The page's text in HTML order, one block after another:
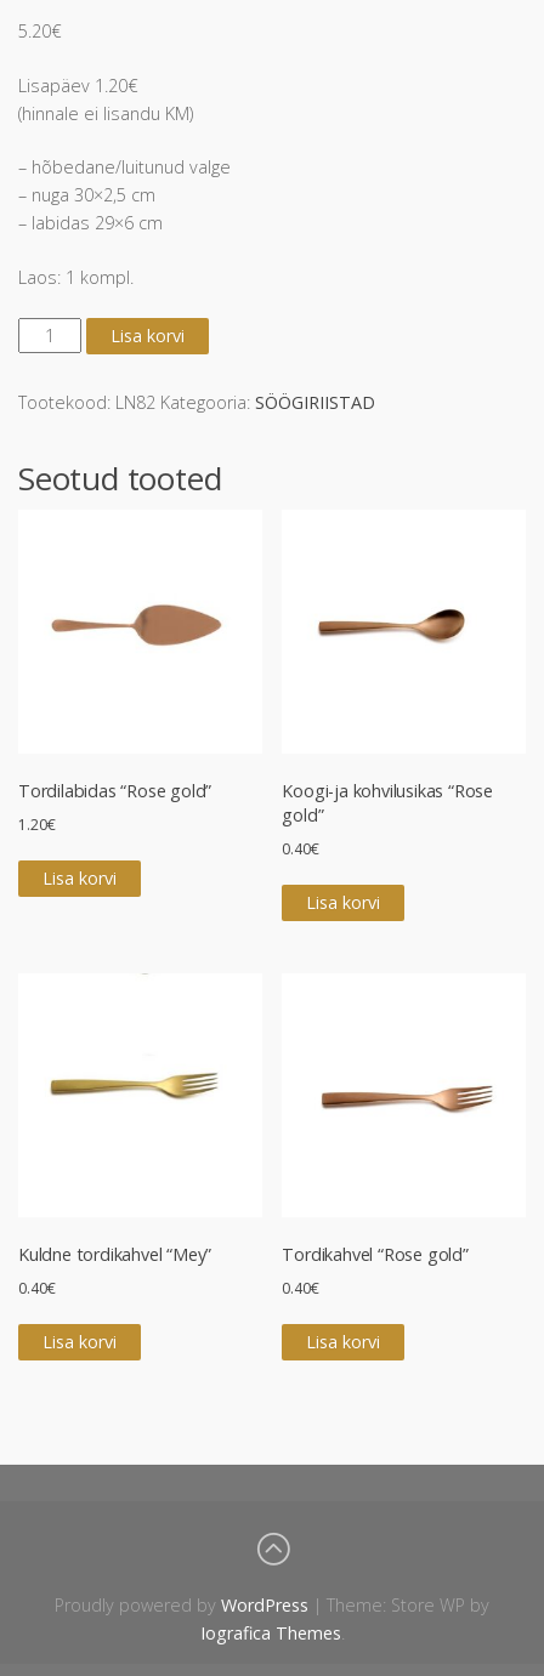
5.20€
Lisapäev 1.20€
(hinnale ei lisandu KM)
– hõbedane/luitunud valge
– nuga 30×2,5 cm
– labidas 29×6 cm
Laos: 1 kompl.
Tordilabidas-
ja
"Minnax"
Lisa korvi
Tootekood: LN82 Kategooria: SÖÖGIRIISTAD
Seotud tooted
Tordilabidas “Rose gold”
1.20€
Lisa korvi
Koogi-ja kohvilusikas “Rose
gold”
0.40€
Lisa korvi
Kuldne tordikahvel “Mey”
0.40€
Lisa korvi
Tordikahvel “Rose gold”
0.40€
Lisa korvi
Proudly powered by WordPress | Theme: Store WP by
Iografica Themes